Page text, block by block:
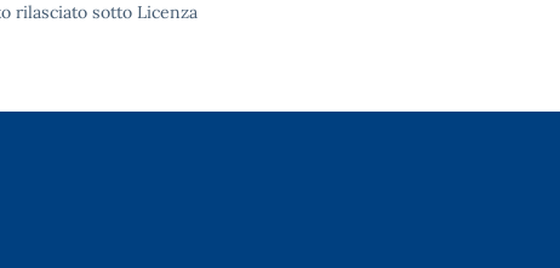
rilasciato sotto Licenza